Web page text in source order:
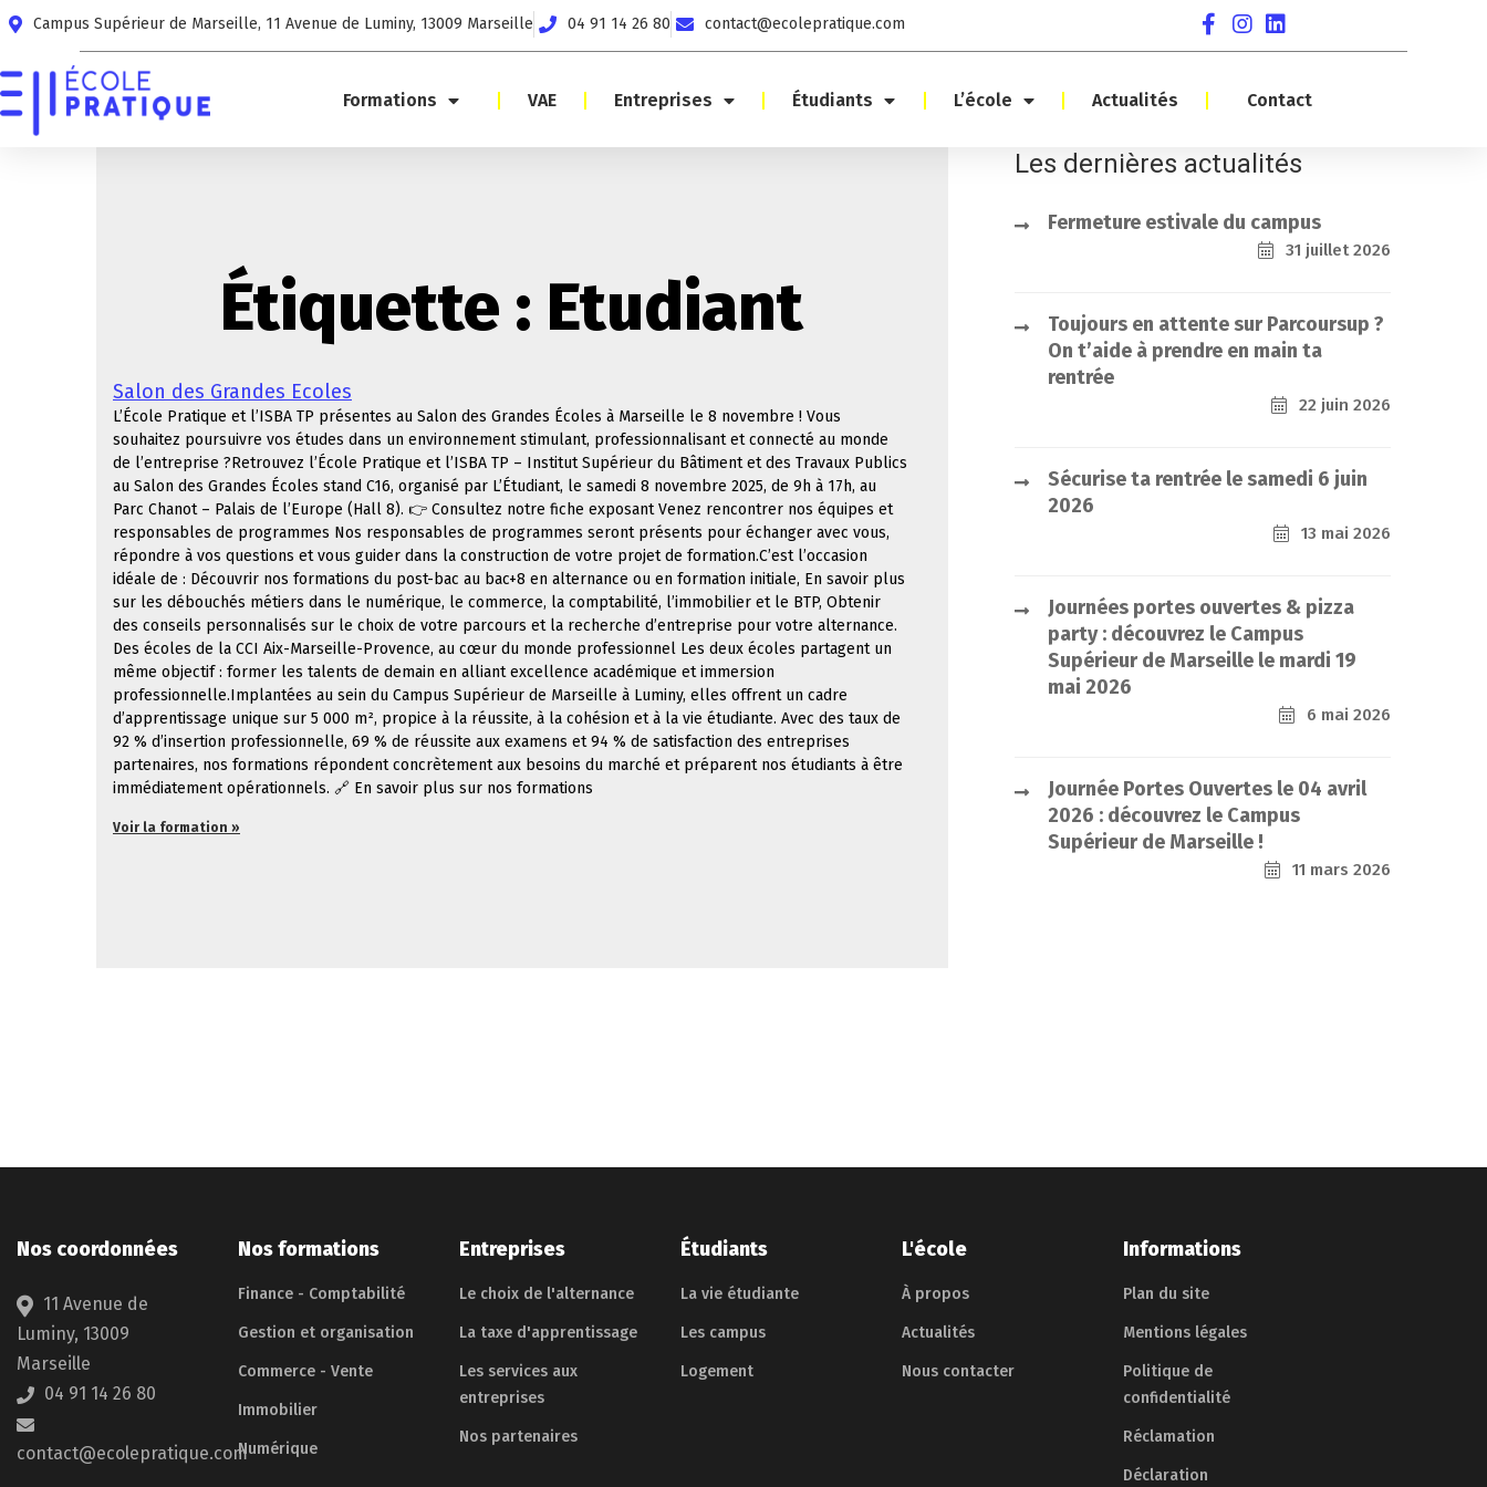
Campus Supérieur de Marseille, 11 Avenue de Luminy, 13009 Marseille 04 91 14 26 80 contact@ecolepratique.com
Formations VAE Entreprises Étudiants L’école Actualités Contact
Étiquette : Etudiant
Salon des Grandes Ecoles
L’École Pratique et l’ISBA TP présentes au Salon des Grandes Écoles à Marseille le 8 novembre ! Vous
souhaitez poursuivre vos études dans un environnement stimulant, professionnalisant et connecté au monde
de l’entreprise ?Retrouvez l’École Pratique et l’ISBA TP – Institut Supérieur du Bâtiment et des Travaux Publics
au Salon des Grandes Écoles stand C16, organisé par L’Étudiant, le samedi 8 novembre 2025, de 9h à 17h, au
Parc Chanot – Palais de l’Europe (Hall 8). 👉 Consultez notre fiche exposant Venez rencontrer nos équipes et
responsables de programmes Nos responsables de programmes seront présents pour échanger avec vous,
répondre à vos questions et vous guider dans la construction de votre projet de formation.C’est l’occasion
idéale de : Découvrir nos formations du post-bac au bac+8 en alternance ou en formation initiale, En savoir plus
sur les débouchés métiers dans le numérique, le commerce, la comptabilité, l’immobilier et le BTP, Obtenir
des conseils personnalisés sur le choix de votre parcours et la recherche d’entreprise pour votre alternance.
Des écoles de la CCI Aix-Marseille-Provence, au cœur du monde professionnel Les deux écoles partagent un
même objectif : former les talents de demain en alliant excellence académique et immersion
professionnelle.Implantées au sein du Campus Supérieur de Marseille à Luminy, elles offrent un cadre
d’apprentissage unique sur 5 000 m², propice à la réussite, à la cohésion et à la vie étudiante. Avec des taux de
92 % d’insertion professionnelle, 69 % de réussite aux examens et 94 % de satisfaction des entreprises
partenaires, nos formations répondent concrètement aux besoins du marché et préparent nos étudiants à être
immédiatement opérationnels. 🔗 En savoir plus sur nos formations
Voir la formation »
Les dernières actualités
Fermeture estivale du campus
31 juillet 2026
Toujours en attente sur Parcoursup ?
On t’aide à prendre en main ta
rentrée
22 juin 2026
Sécurise ta rentrée le samedi 6 juin
2026
13 mai 2026
Journées portes ouvertes & pizza
party : découvrez le Campus
Supérieur de Marseille le mardi 19
mai 2026
6 mai 2026
Journée Portes Ouvertes le 04 avril
2026 : découvrez le Campus
Supérieur de Marseille !
11 mars 2026
Nos coordonnées
11 Avenue de
Luminy, 13009
Marseille
04 91 14 26 80
contact@ecolepratique.com
Nos formations
Finance - Comptabilité
Gestion et organisation
Commerce - Vente
Immobilier
Numérique
Entreprises
Le choix de l'alternance
La taxe d'apprentissage
Les services aux
entreprises
Nos partenaires
Étudiants
La vie étudiante
Les campus
Logement
L'école
À propos
Actualités
Nous contacter
Informations
Plan du site
Mentions légales
Politique de
confidentialité
Réclamation
Déclaration